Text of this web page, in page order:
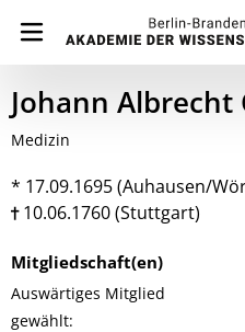
Johann Albrecht
Medizin
* 17.09.1695 (Auhausen/
10.06.1760 (Stuttgart)
Mitgliedschaft(en)
Auswärtiges Mitglied
gewählt: